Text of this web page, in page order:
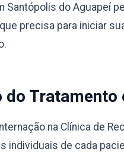
Santópolis do Aguapeí
precisa para iniciar
do
na Clínica de
individuais de cada